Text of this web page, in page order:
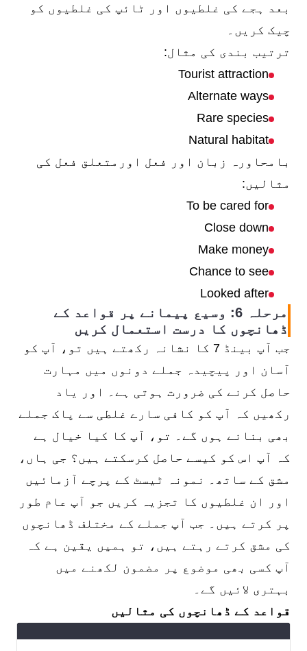
بعد ہجے کی غلطیوں اور ٹائپ کی غلطیوں کو
چیک کریں۔
ترتیب بندی کی مثال:
Tourist attraction
Alternate ways
Rare species
Natural habitat
بامحاورہ زبان اور فعل اورمتعلق فعل کی
مثالیں:
To be cared for
Close down
Make money
Chance to see
Looked after
مرحلہ 6: وسیع پیمانے پر قواعد کے
ڈھانچوں کا درست استعمال کریں
جب آپ بینڈ 7 کا نشانہ رکھتے ہیں تو، آپ کو
آسان اور پیچیدہ جملے دونوں میں مہارت
حاصل کرنے کی ضرورت ہوتی ہے۔ اور یاد
رکھیں کہ آپ کو کافی سارے غلطی سے پاک جملے
بھی بنانے ہوں گے۔ تو، آپ کا کیا خیال ہے
کہ آپ اس کو کیسے حاصل کرسکتے ہیں؟ جی ہاں،
مشق کے ساتھ۔ نمونہ ٹیسٹ کے پرچے آزمائیں
اور ان غلطیوں کا تجزیہ کریں جو آپ عام طور
پر کرتے ہیں۔ جب آپ جملے کے مختلف ڈھانچوں
کی مشق کرتے رہتے ہیں، تو ہمیں یقین ہے کہ
آپ کسی بھی موضوع پر مضمون لکھنے میں
بہتری لائیں گے۔
قواعد کے ڈھانچوں کی مثالیں